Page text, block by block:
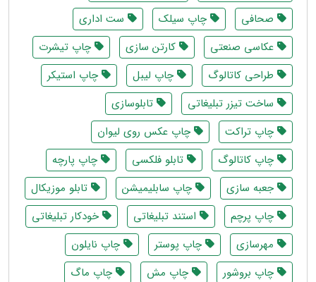
صحافی چاپ سیلک
ست اداری
عکاسی صنعتی
کارتن سازی
چاپ تیشرت
طراحی کاتالوگ
چاپ لیبل
چاپ استیکر
ساخت تیزر تبلیغاتی
تابلوسازی
چاپ تراکت
چاپ عکس روی لیوان
چاپ کاتالوگ
تابلو فلکسی
چاپ پارچه
جعبه سازی
چاپ سابلیمیشن
تابلو موزیکال
چاپ پرچم
استند تبلیغاتی
خودکار تبلیغاتی
مهرسازی
چاپ پوستر
چاپ نایلون
چاپ بروشور
چاپ مش
چاپ ماگ